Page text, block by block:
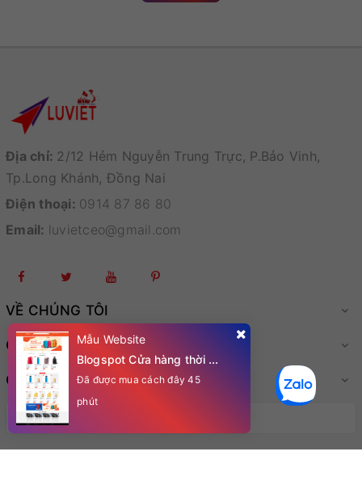
Địa chỉ: 2/12 Hẻm Nguyễn Trung Trực, P.Bảo Vinh,
Tp.Long Khánh, Đồng Nai
Điện thoại: 0914 87 86 80
Email: luvietceo@gmail.com
VỀ CHÚNG TÔI
CHÍNH SÁCH
QUÀ TẶNG MIỄN PHÍ
Mẫu Website
Blogspot Cửa hàng thời trang Túi Xách-Vali Du Lịch
Đã được mua cách đây 45
phút